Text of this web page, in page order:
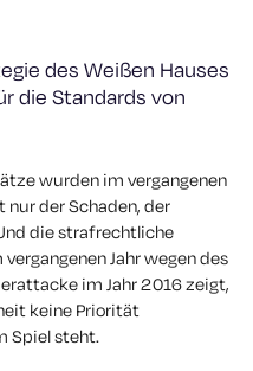
des Weißen Hauses
die Standards von
wurden im vergangenen
der Schaden, der
die strafrechtliche
Jahr wegen des
im Jahr 2016 zeigt,
keine Priorität
Spiel steht.